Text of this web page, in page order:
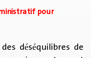
pour
déséquilibres de